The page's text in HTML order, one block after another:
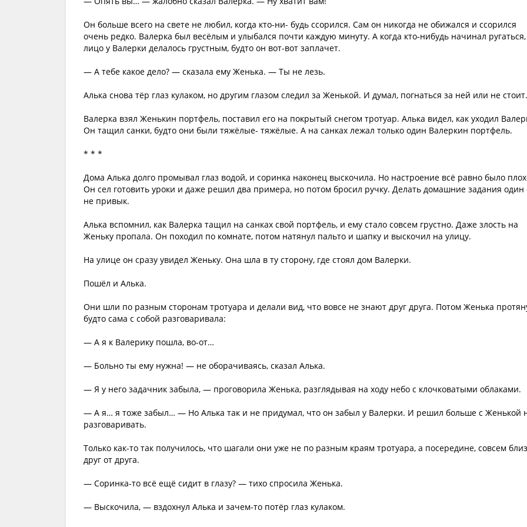
Он больше всего на свете не любил, когда кто-ни- будь ссорился. Сам он никогда не обижался и ссорился
очень редко. Валерка был весёлым и улыбался почти каждую минуту. А когда кто-нибудь начинал ругаться,
лицо у Валерки делалось грустным, будто он вот-вот заплачет.
— А тебе какое дело? — сказала ему Женька. — Ты не лезь.
Алька снова тёр глаз кулаком, но другим глазом следил за Женькой. И думал, погнаться за ней или не стоит.
Валерка взял Женькин портфель, поставил его на покрытый снегом тротуар. Алька видел, как уходил
Он тащил санки, будто они были тяжёлые- тяжёлые. А на санках лежал только один Валеркин портфель.
* * *
Дома Алька долго промывал глаз водой, и соринка наконец выскочила. Но настроение всё равно было
Он сел готовить уроки и даже решил два примера, но потом бросил ручку. Делать домашние задания один
не привык.
Алька вспомнил, как Валерка тащил на санках свой портфель, и ему стало совсем грустно. Даже злость на
Женьку пропала. Он походил по комнате, потом натянул пальто и шапку и выскочил на улицу.
На улице он сразу увидел Женьку. Она шла в ту сторону, где стоял дом Валерки.
Пошёл и Алька.
Они шли по разным сторонам тротуара и делали вид, что вовсе не знают друг друга. Потом Женька
будто сама с собой разговаривала:
— А я к Валерику пошла, во-от…
— Больно ты ему нужна! — не оборачиваясь, сказал Алька.
— Я у него задачник забыла, — проговорила Женька, разглядывая на ходу небо с клочковатыми облаками.
— А я… я тоже забыл… — Но Алька так и не придумал, что он забыл у Валерки. И решил больше с Женькой
разговаривать.
Только как-то так получилось, что шагали они уже не по разным краям тротуара, а посередине, совсем
друг от друга.
— Соринка-то всё ещё сидит в глазу? — тихо спросила Женька.
— Выскочила, — вздохнул Алька и зачем-то потёр глаз кулаком.